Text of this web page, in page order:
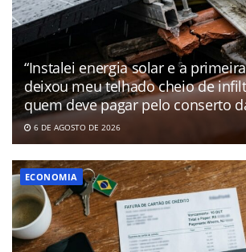
“Instalei energia solar e a
deixou meu telhado cheio de
quem deve pagar pelo conserto
6 DE AGOSTO DE 2026
ECONOMIA